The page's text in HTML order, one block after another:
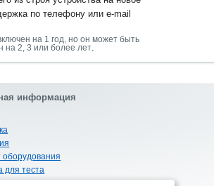
по телефону или e-mail
на 1 год, но он может быть
на 2, 3 или более лет.
информация
оборудования
для теста